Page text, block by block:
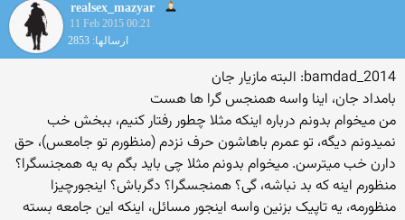
realsex_mazyar
11 Feb 2015 00:21
ارسالها: 2853
bamdad_2014: البته مازیار جان
بامداد جان، اینا واسه همنجس گرا ها هست
من میخوام بدونم درباره اینکه مثلا چطور رفتار کنیم، ببخش خب
نمیدونم دیگه، تو عمرم باهاشون حرف نزدم (منظورم تو جامعس)، حق
دارن خب میترسن. میخوام بدونم مثلا چی باید بگم به یه همجنسگرا؟
منظورم اینه که بد نباشه، گی؟ همنجسگرا؟ دگرباش؟ اینجورچیزا
منظورمه، یه تاپیک بزنین واسه اینجور مسائل، اینکه این جامعه بسته